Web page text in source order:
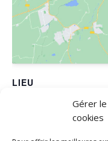
Gérer
cookies
LIEU
650 RUE